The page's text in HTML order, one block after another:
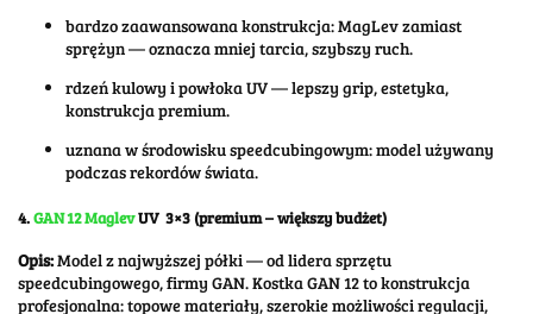
bardzo zaawansowana konstrukcja: MagLev zamiast
sprężyn — oznacza mniej tarcia, szybszy ruch.
rdzeń kulowy i powłoka UV — lepszy grip, estetyka,
konstrukcja premium.
uznana w środowisku speedcubingowym: model używany
podczas rekordów świata.
4.GAN 12 MaglevUV 3×3 (premium – większy budżet)
Opis:Model z najwyższej półki — od lidera sprzętu
speedcubingowego, firmy GAN. Kostka GAN 12 to konstrukcja
profesjonalna: topowe materiały, szerokie możliwości regulacji,